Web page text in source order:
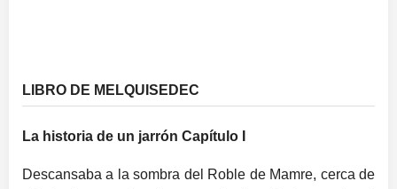
LIBRO DE MELQUISEDEC
La historia de un jarrón Capítulo I
Descansaba a la sombra del Roble de Mamre, cerca de